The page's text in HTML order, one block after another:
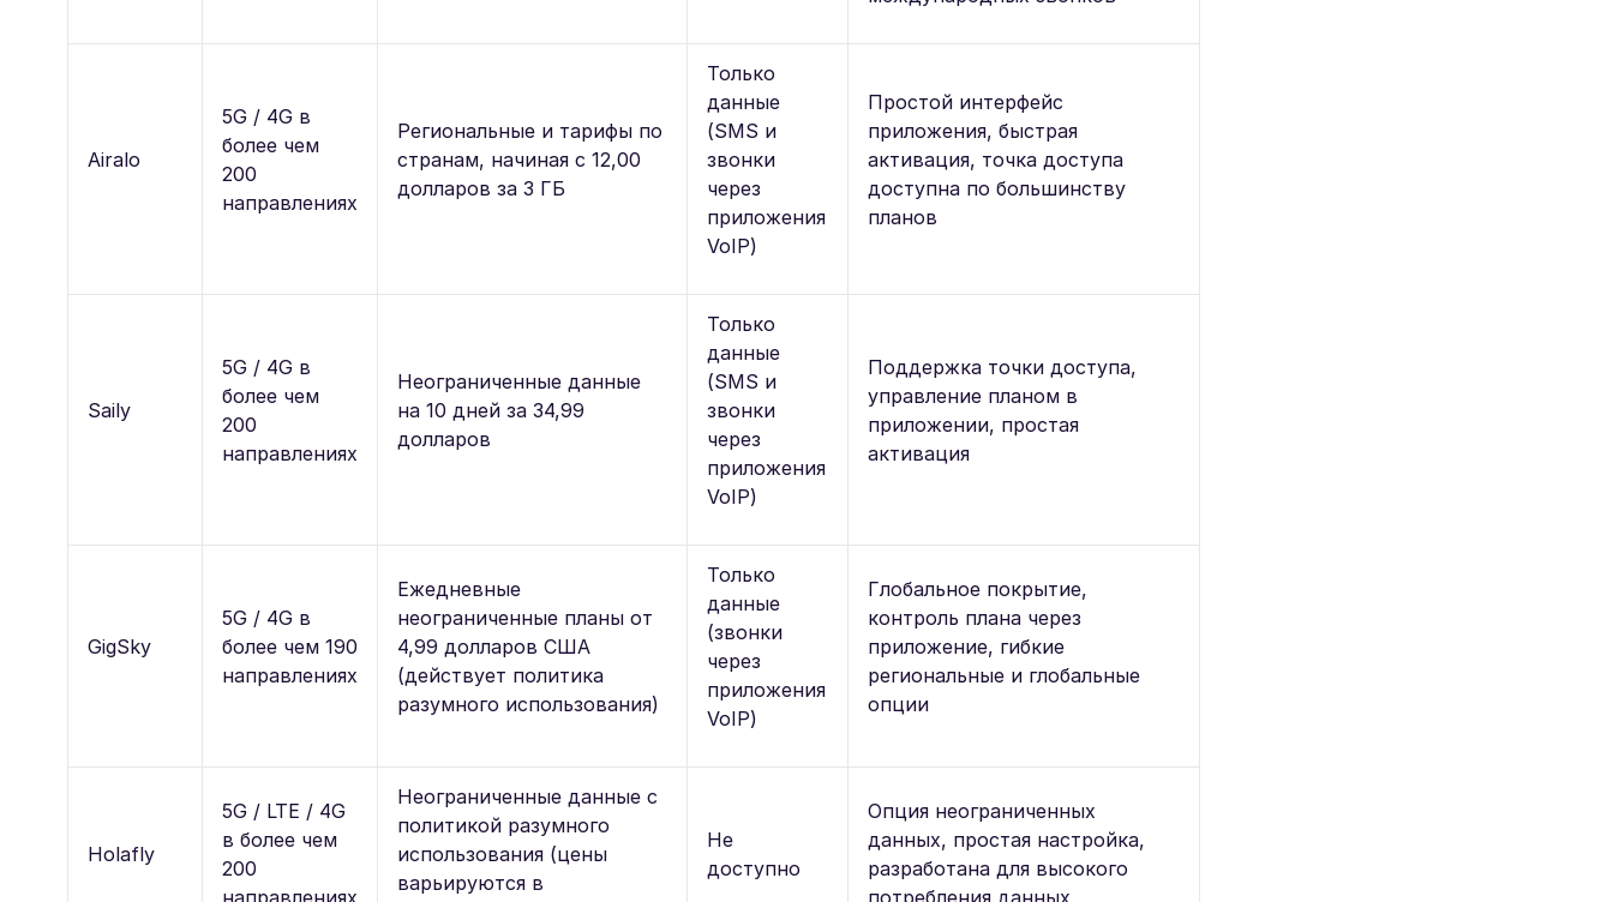
Airalo
5G / 4G в
более чем
200
направлениях
Региональные и тарифы по
странам, начиная с 12,00
долларов за 3 ГБ
Только
данные
(SMS и
звонки
через
приложения
VoIP)
Простой интерфейс
приложения, быстрая
активация, точка доступа
доступна по большинству
планов
Saily
5G / 4G в
более чем
200
направлениях
Неограниченные данные
на 10 дней за 34,99
долларов
Только
данные
(SMS и
звонки
через
приложения
VoIP)
Поддержка точки доступа,
управление планом в
приложении, простая
активация
GigSky
5G / 4G в
более чем 190
направлениях
Ежедневные
неограниченные планы от
4,99 долларов США
(действует политика
разумного использования)
Только
данные
(звонки
через
приложения
VoIP)
Глобальное покрытие,
контроль плана через
приложение, гибкие
региональные и глобальные
опции
Holafly
5G / LTE / 4G
в более чем
200
Неограниченные данные с
политикой разумного
использования (цены
варьируются в
Не
доступно
Опция неограниченных
данных, простая настройка,
разработана для высокого